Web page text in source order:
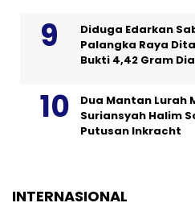
Diduga Edarkan
Palangka Raya
Bukti 4,42 Gram
Dua Mantan Lurah
Suriansyah Halim
Putusan Inkracht
INTERNASIONAL